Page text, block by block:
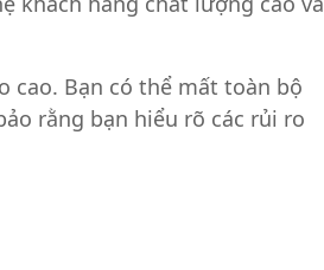
cao. Bạn có thể mất toàn bộ
rằng bạn hiểu rõ các rủi ro